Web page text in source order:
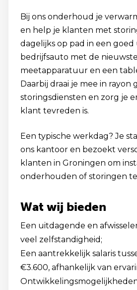
Bij ons onderhoud je
en help je klanten met
dagelijks op pad in een
bedrijfsauto met de nieuwste
meetapparatuur en een
Daarbij draai je mee in rayon
storingsdiensten en zorg je
klant tevreden is.
Een typische werkdag? Je
ons kantoor en bezoekt
klanten in Groningen om
onderhouden of storingen
Wat wij bieden
Een uitdagende en
veel zelfstandigheid;
Een aantrekkelijk salaris
€3.600, afhankelijk van